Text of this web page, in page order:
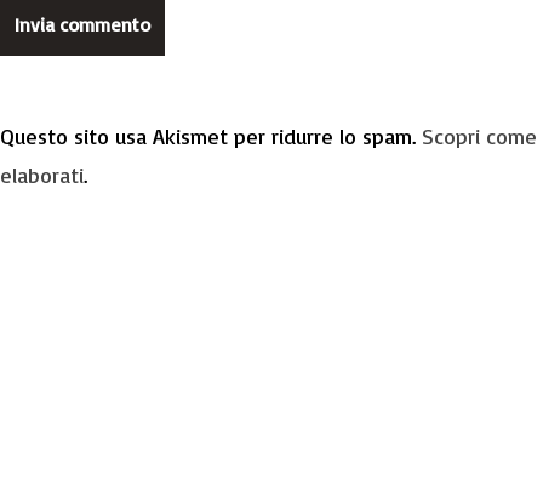
Questo sito usa Akismet per ridurre lo spam. Scopri
elaborati.